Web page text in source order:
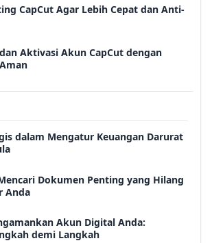
CapCut Agar Lebih Cepat dan Anti-
Aktivasi Akun CapCut dengan
dalam Mengatur Keuangan Darurat
Dokumen Penting yang Hilang
Anda
Akun Digital Anda:
demi Langkah